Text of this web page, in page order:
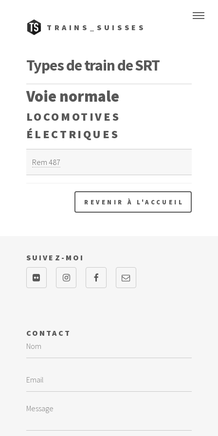
TRAINS_SUISSES
Types de train de SRT
Voie normale
LOCOMOTIVES
ÉLECTRIQUES
Rem 487
REVENIR À L'ACCUEIL
CONTACT
SUIVEZ-MOI